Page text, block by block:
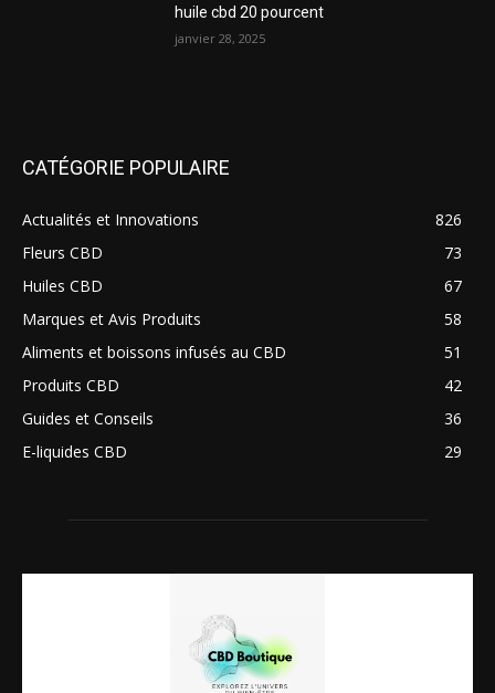
huile cbd 20 pourcent
janvier 28, 2025
CATÉGORIE POPULAIRE
Actualités et Innovations
826
Fleurs CBD
73
Huiles CBD
67
Marques et Avis Produits
58
Aliments et boissons infusés au CBD
51
Produits CBD
42
Guides et Conseils
36
E-liquides CBD
29